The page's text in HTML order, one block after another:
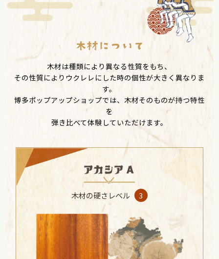
木材は種類により異なる性質をもち、
その性質によりウクレレにした時の個性が大きく異なりま
す。
博多ポップアップショップでは、木材そのものが持つ特性
を
弾き比べて体験していただけます。
木材の硬さレベル 3